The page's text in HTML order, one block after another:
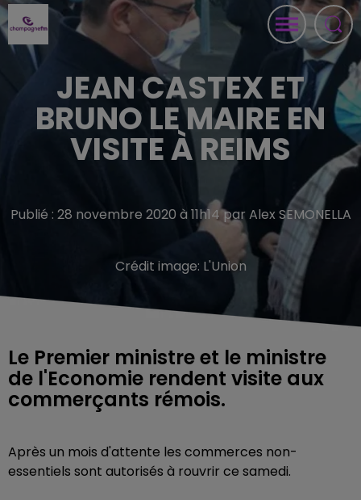
JEAN CASTEX ET
BRUNO LE MAIRE EN
VISITE À REIMS
Publié : 28 novembre 2020 à 11h14 par Alex SEMONELLA
Crédit image: L'Union
Le Premier ministre et le ministre
de l'Economie rendent visite aux
commerçants rémois.
Après un mois d'attente les commerces non-
essentiels sont autorisés à rouvrir ce samedi.